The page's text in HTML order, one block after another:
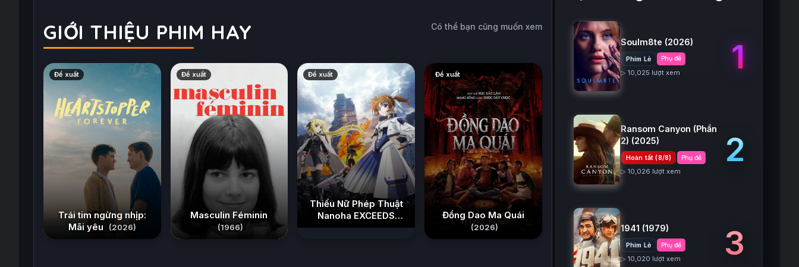
GIỚI THIỆU PHIM HAY Có thể bạn cũng muốn xem
Đề xuất
Trái tim ngừng nhịp:
Mãi yêu
(2026)
Đề xuất
Masculin Féminin
(1966)
Đề xuất
Thiếu Nữ Phép Thuật
Nanoha EXCEEDS
(2026)
Đề xuất
Đồng Dao Ma Quái
(2026)
Soulm8te (2026)
Phim Lẻ Phụ đề
▷ 10,025 lượt xem 1
Ransom Canyon (Phần
2) (2025)
Hoàn tất (8/8) Phụ đề
▷ 10,026 lượt xem
2
1941 (1979)
Phim Lẻ Phụ đề
▷ 10,020 lượt xem 3